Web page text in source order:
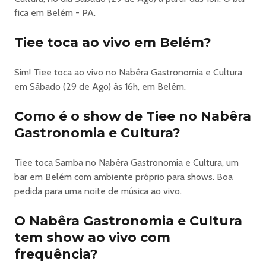
fica em Belém - PA.
Tiee toca ao vivo em Belém?
Sim! Tiee toca ao vivo no Nabêra Gastronomia e Cultura
em Sábado (29 de Ago) às 16h, em Belém.
Como é o show de Tiee no Nabêra
Gastronomia e Cultura?
Tiee toca Samba no Nabêra Gastronomia e Cultura, um
bar em Belém com ambiente próprio para shows. Boa
pedida para uma noite de música ao vivo.
O Nabêra Gastronomia e Cultura
tem show ao vivo com
frequência?